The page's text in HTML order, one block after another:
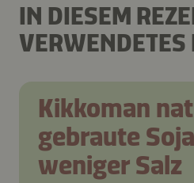
IN DIESEM
VERWENDETES
Kikkoman
gebraute
weniger Salz